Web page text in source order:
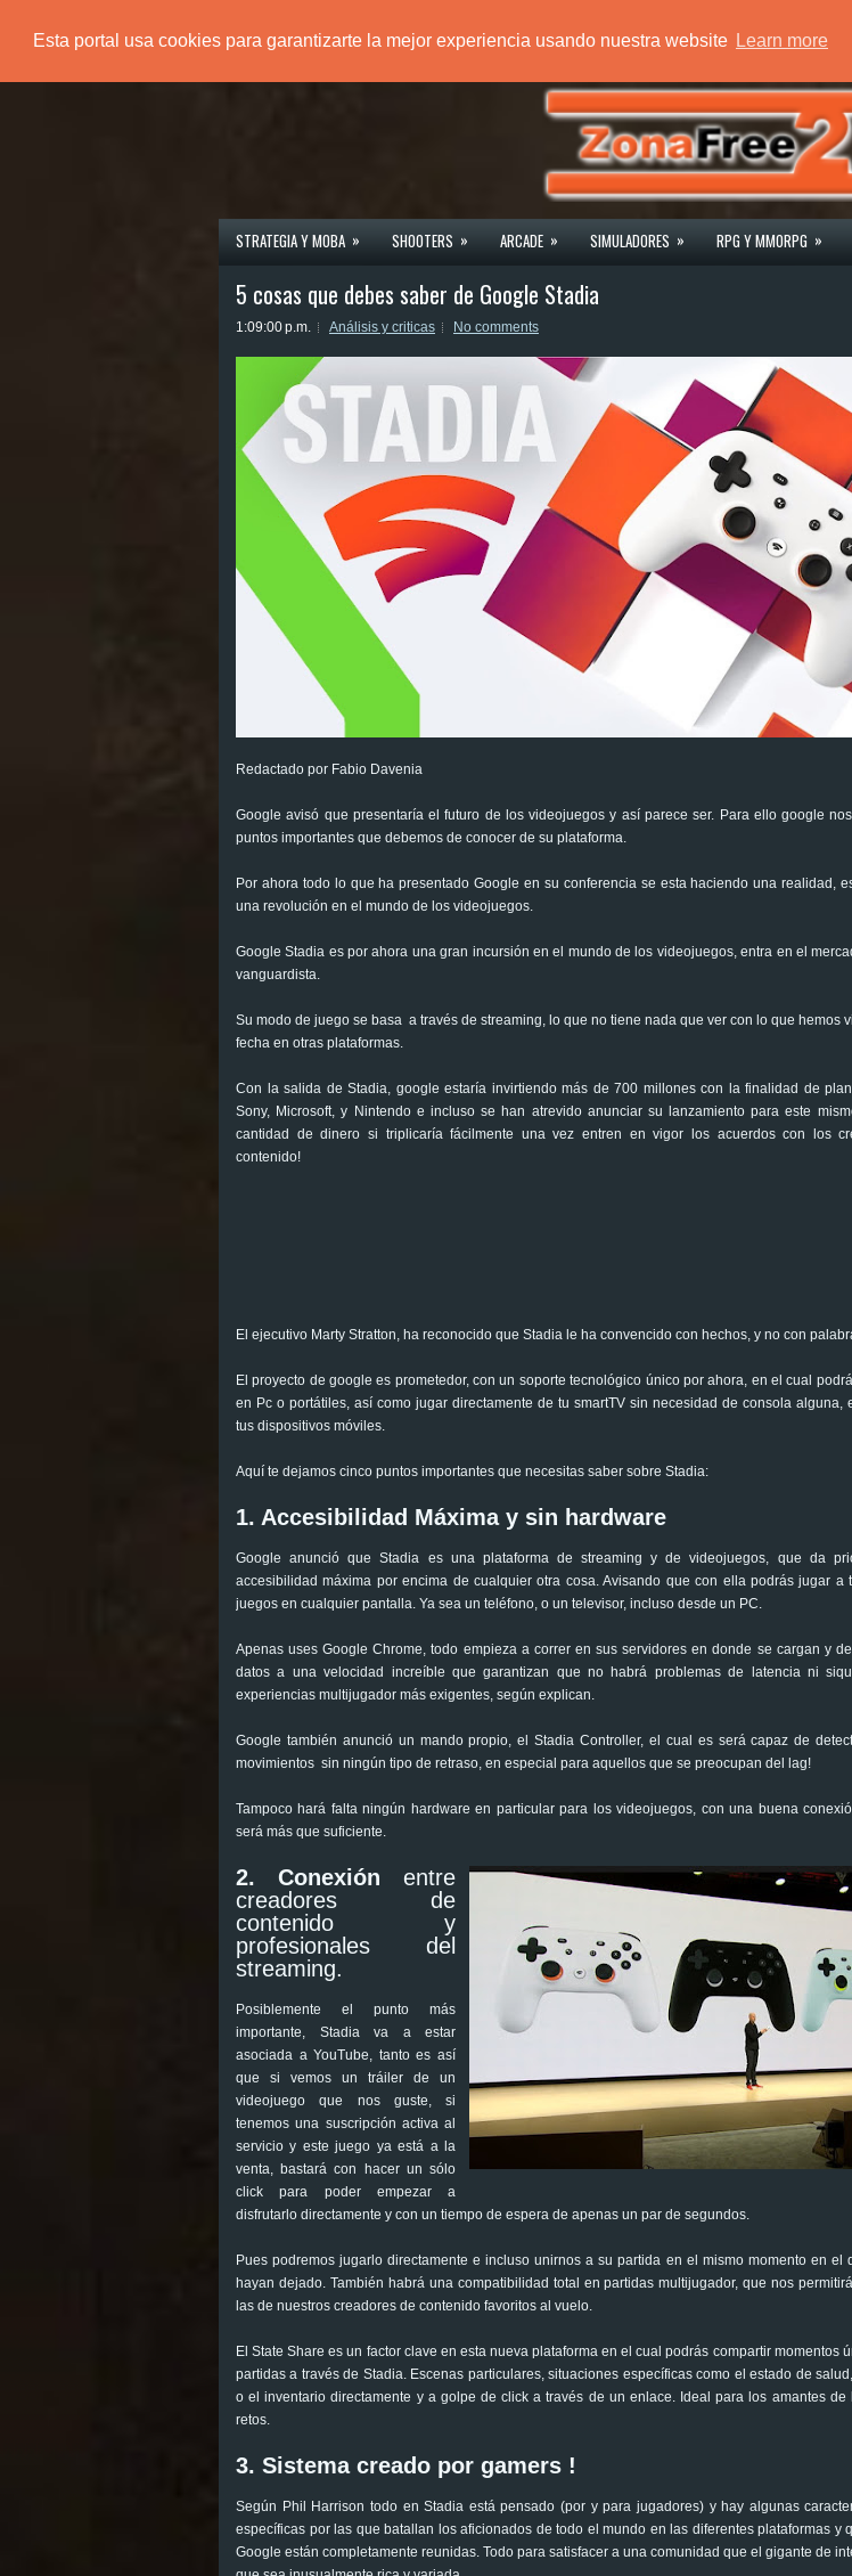
Esta portal usa cookies para garantizarte la mejor experiencia usando nuestra website Learn more
PÁGINA PRINCIPAL
STRATEGIA Y MOBA » SHOOTERS » ARCADE » SIMULADORES » RPG Y MMORPG »
5 cosas que debes saber de Google Stadia
1:09:00 p.m. Análisis y criticas No comments
Redactado por Fabio Davenia
Google avisó que presentaría el futuro de los videojuegos y así parece ser. Para ello google
puntos importantes que debemos de conocer de su plataforma.
Por ahora todo lo que ha presentado Google en su conferencia se esta haciendo una realidad,
una revolución en el mundo de los videojuegos.
Google Stadia es por ahora una gran incursión en el mundo de los videojuegos, entra en el
vanguardista.
Su modo de juego se basa a través de streaming, lo que no tiene nada que ver con lo que hemos
fecha en otras plataformas.
Con la salida de Stadia, google estaría invirtiendo más de 700 millones con la finalidad de
Sony, Microsoft, y Nintendo e incluso se han atrevido anunciar su lanzamiento para este
cantidad de dinero si triplicaría fácilmente una vez entren en vigor los acuerdos con los
contenido!
El ejecutivo Marty Stratton, ha reconocido que Stadia le ha convencido con hechos, y no con
El proyecto de google es prometedor, con un soporte tecnológico único por ahora, en el cual
en Pc o portátiles, así como jugar directamente de tu smartTV sin necesidad de consola alguna,
tus dispositivos móviles.
Aquí te dejamos cinco puntos importantes que necesitas saber sobre Stadia:
1. Accesibilidad Máxima y sin hardware
Google anunció que Stadia es una plataforma de streaming y de videojuegos, que da
accesibilidad máxima por encima de cualquier otra cosa. Avisando que con ella podrás jugar a
juegos en cualquier pantalla. Ya sea un teléfono, o un televisor, incluso desde un PC.
Apenas uses Google Chrome, todo empieza a correr en sus servidores en donde se cargan y
datos a una velocidad increíble que garantizan que no habrá problemas de latencia ni
experiencias multijugador más exigentes, según explican.
Google también anunció un mando propio, el Stadia Controller, el cual es será capaz de
movimientos sin ningún tipo de retraso, en especial para aquellos que se preocupan del lag!
Tampoco hará falta ningún hardware en particular para los videojuegos, con una buena
será más que suficiente.
2. Conexión entre
creadores de
contenido y
profesionales del
streaming.
Posiblemente el punto más
importante, Stadia va a estar
asociada a YouTube, tanto es así
que si vemos un tráiler de un
videojuego que nos guste, si
tenemos una suscripción activa al
servicio y este juego ya está a la
venta, bastará con hacer un sólo
click para poder empezar a
disfrutarlo directamente y con un tiempo de espera de apenas un par de segundos.
Pues podremos jugarlo directamente e incluso unirnos a su partida en el mismo momento en el
hayan dejado. También habrá una compatibilidad total en partidas multijugador, que nos
las de nuestros creadores de contenido favoritos al vuelo.
El State Share es un factor clave en esta nueva plataforma en el cual podrás compartir momentos
partidas a través de Stadia. Escenas particulares, situaciones específicas como el estado de
o el inventario directamente y a golpe de click a través de un enlace. Ideal para los amantes de
retos.
3. Sistema creado por gamers !
Según Phil Harrison todo en Stadia está pensado (por y para jugadores) y hay algunas
específicas por las que batallan los aficionados de todo el mundo en las diferentes plataformas y
Google están completamente reunidas. Todo para satisfacer a una comunidad que el gigante de